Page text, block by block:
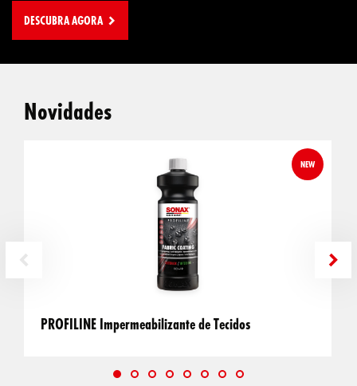
DESCUBRA AGORA
Novidades
NEW
PROFILINE Impermeabilizante de Tecidos